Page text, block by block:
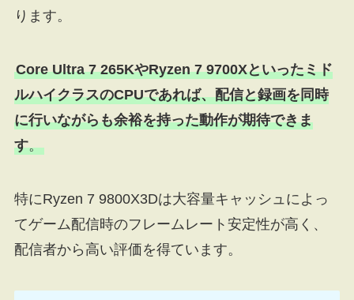
ります。
Core Ultra 7 265KやRyzen 7 9700Xといったミド
ルハイクラスのCPUであれば、配信と録画を同時
に行いながらも余裕を持った動作が期待できま
す。
特にRyzen 7 9800X3Dは大容量キャッシュによっ
てゲーム配信時のフレームレート安定性が高く、
配信者から高い評価を得ています。